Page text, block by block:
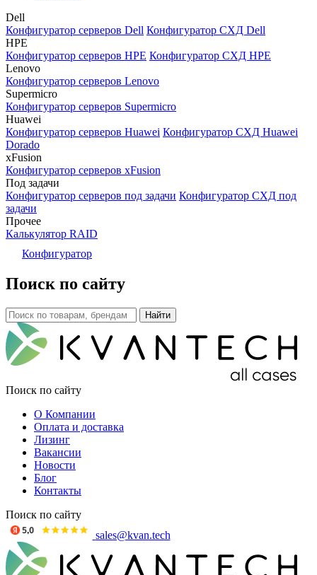
Dell
Конфигуратор серверов Dell Конфигуратор СХД Dell
HPE
Конфигуратор серверов HPE Конфигуратор СХД HPE
Lenovo
Конфигуратор серверов Lenovo
Supermicro
Конфигуратор серверов Supermicro
Huawei
Конфигуратор серверов Huawei Конфигуратор СХД Huawei
Dorado
xFusion
Конфигуратор серверов xFusion
Под задачи
Конфигуратор серверов под задачи Конфигуратор СХД под
задачи
Прочее
Калькулятор RAID
Конфигуратор
Поиск по сайту
Поиск по сайту
О Компании
Оплата и доставка
Лизинг
Вакансии
Новости
Блог
Контакты
Поиск по сайту
sales@kvan.tech